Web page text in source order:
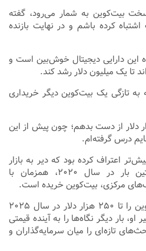
بیت‌کوین به شمار می‌رود، گفته
کرده باشم و در نهایت بازنده
این دارایی دیجیتال خوش‌بین است و
یک میلیون دلار رشد کند.
تازگی یک بیت‌کوین دیگر خریداری
داد: می‌توانم ۱۰۰ هزار دلار از دست بدهم؛ چون پیش از این
درس گرفته‌ام.
اعتراف کرده بود که دیر به بازار
بیت‌کوین وارد شده و نخستین بار در سال ۲۰۲۰، همزمان با
مرکزی، بیت‌کوین خریده است.
کیوساکی پیش‌تر قیمت بیت کوین را تا ۲۵۰ هزار دلار در سال ۲۰۲۵
بار دیگر نگاه‌ها را به آینده قیمتی
تازه‌ای را میان سرمایه‌گذاران و